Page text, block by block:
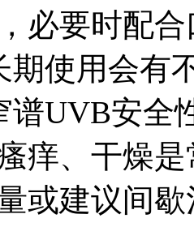
必要时配
期使用会有
谱UVB安全
痒、干燥
或建议间